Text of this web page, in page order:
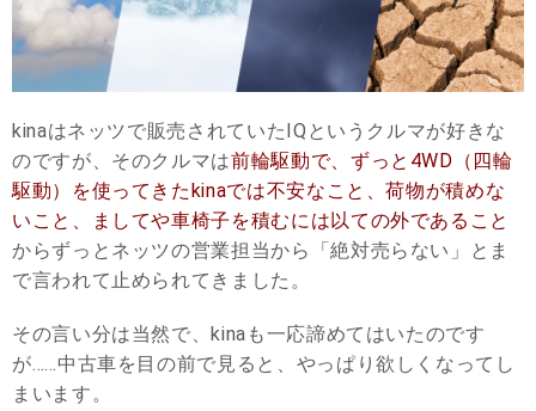
kinaはネッツで販売されていたIQというクルマが好きな
のですが、そのクルマは前輪駆動で、ずっと4WD（四輪
駆動）を使ってきたkinaでは不安なこと、荷物が積めな
いこと、ましてや車椅子を積むには以ての外であること
からずっとネッツの営業担当から「絶対売らない」とま
で言われて止められてきました。
その言い分は当然で、kinaも一応諦めてはいたのです
が……中古車を目の前で見ると、やっぱり欲しくなってし
まいます。